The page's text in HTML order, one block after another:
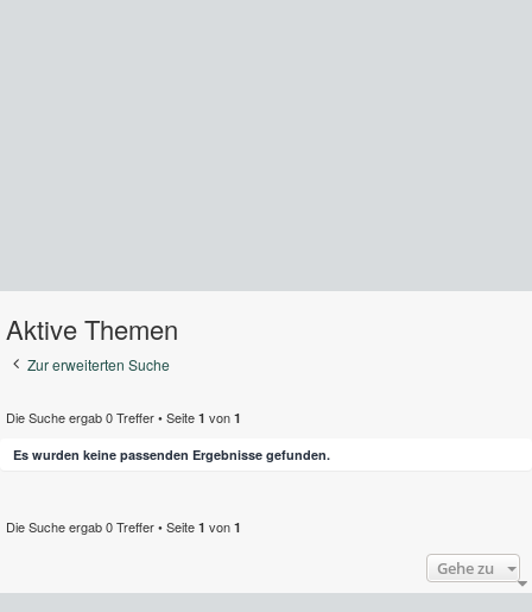
Aktive Themen
Zur erweiterten Suche
Die Suche ergab 0 Treffer • Seite 1 von 1
Es wurden keine passenden Ergebnisse gefunden.
Die Suche ergab 0 Treffer • Seite 1 von 1
Gehe zu